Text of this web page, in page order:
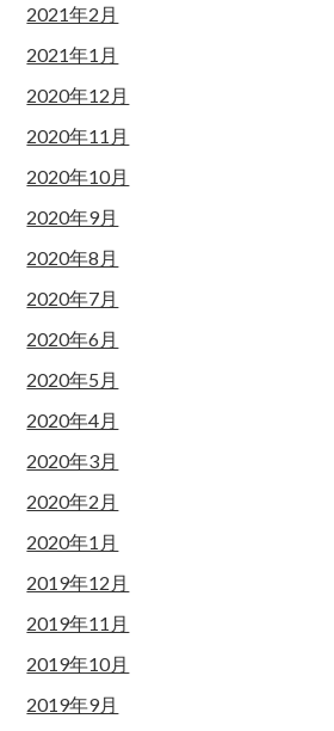
2021年2月
2021年1月
2020年12月
2020年11月
2020年10月
2020年9月
2020年8月
2020年7月
2020年6月
2020年5月
2020年4月
2020年3月
2020年2月
2020年1月
2019年12月
2019年11月
2019年10月
2019年9月